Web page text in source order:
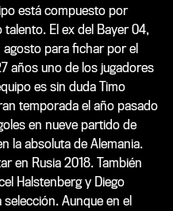
está compuesto por
El ex del Bayer 04,
agosto para fichar por el
años uno de los jugadores
es sin duda Timo
temporada el año pasado
en nueve partido de
la absoluta de Alemania.
en Rusia 2018. También
Halstenberg y Diego
Aunque en el